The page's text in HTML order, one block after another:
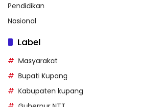
Pendidikan
Nasional
Label
Masyarakat
Bupati Kupang
Kabupaten kupang